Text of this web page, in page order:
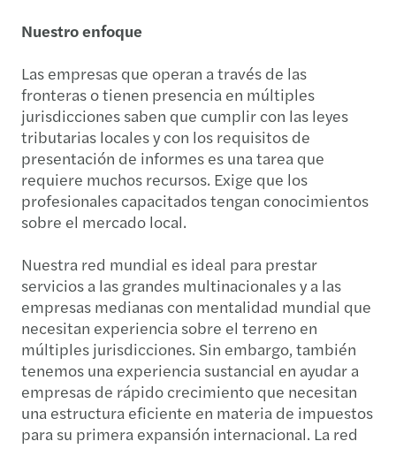
Nuestro enfoque
Las empresas que operan a través de las
fronteras o tienen presencia en múltiples
jurisdicciones saben que cumplir con las leyes
tributarias locales y con los requisitos de
presentación de informes es una tarea que
requiere muchos recursos. Exige que los
profesionales capacitados tengan conocimientos
sobre el mercado local.
Nuestra red mundial es ideal para prestar
servicios a las grandes multinacionales y a las
empresas medianas con mentalidad mundial que
necesitan experiencia sobre el terreno en
múltiples jurisdicciones. Sin embargo, también
tenemos una experiencia sustancial en ayudar a
empresas de rápido crecimiento que necesitan
una estructura eficiente en materia de impuestos
para su primera expansión internacional. La red